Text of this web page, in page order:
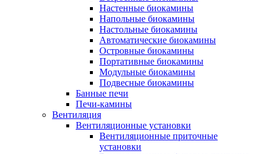
Настенные биокамины
Напольные биокамины
Настольные биокамины
Автоматические биокамины
Островные биокамины
Портативные биокамины
Модульные биокамины
Подвесные биокамины
Банные печи
Печи-камины
Вентиляция
Вентиляционные установки
Вентиляционные приточные
установки